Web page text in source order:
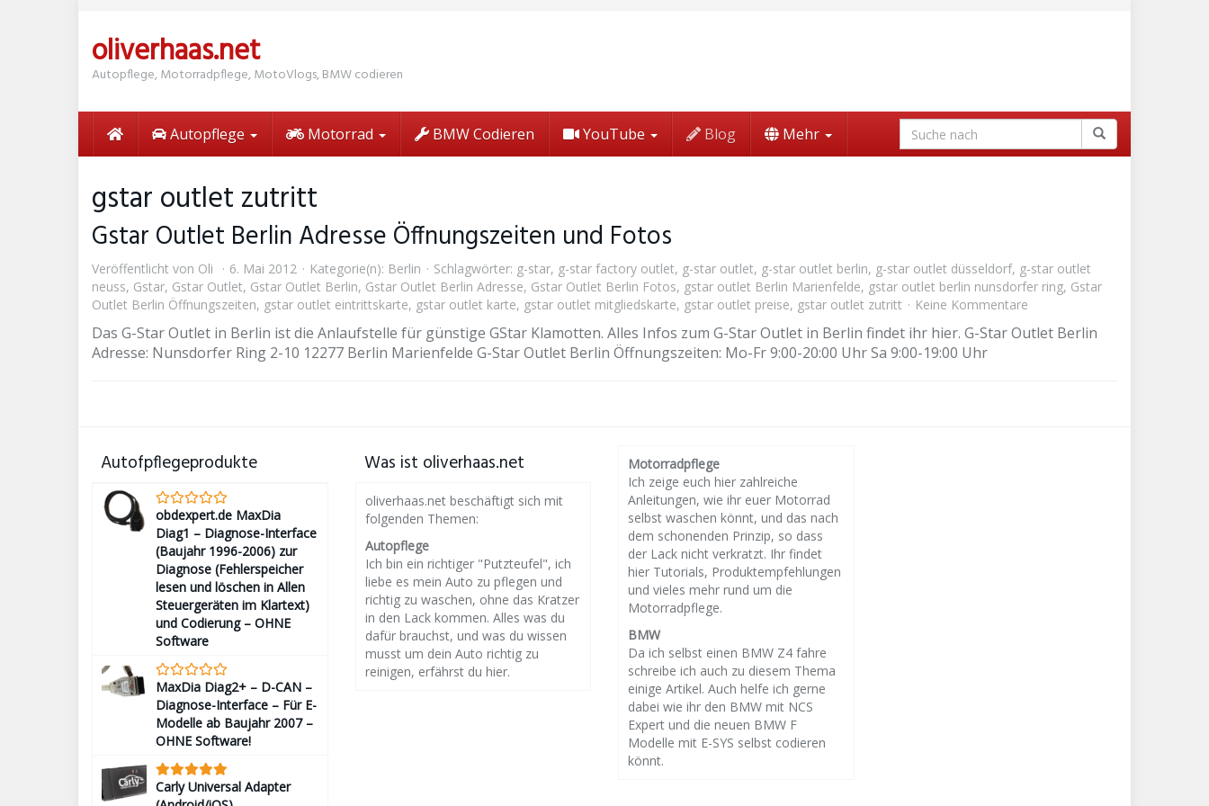
oliverhaas.net
Autopflege, Motorradpflege, MotoVlogs, BMW codieren
Autopflege Motorrad BMW Codieren YouTube Blog Mehr
gstar outlet zutritt
Gstar Outlet Berlin Adresse Öffnungszeiten und Fotos
Veröffentlicht von Oli 6. Mai 2012 Kategorie(n): Berlin Schlagwörter: g-star, g-star factory outlet, g-star outlet, g-star outlet berlin, g-star outlet düsseldorf, g-star outlet
neuss, Gstar, Gstar Outlet, Gstar Outlet Berlin, Gstar Outlet Berlin Adresse, Gstar Outlet Berlin Fotos, gstar outlet Berlin Marienfelde, gstar outlet berlin nunsdorfer ring, Gstar
Outlet Berlin Öffnungszeiten, gstar outlet eintrittskarte, gstar outlet karte, gstar outlet mitgliedskarte, gstar outlet preise, gstar outlet zutritt Keine Kommentare
Das G-Star Outlet in Berlin ist die Anlaufstelle für günstige GStar Klamotten. Alles Infos zum G-Star Outlet in Berlin findet ihr hier. G-Star Outlet Berlin
Adresse: Nunsdorfer Ring 2-10 12277 Berlin Marienfelde G-Star Outlet Berlin Öffnungszeiten: Mo-Fr 9:00-20:00 Uhr Sa 9:00-19:00 Uhr
Autofpflegeprodukte
obdexpert.de MaxDia
Diag1 – Diagnose-Interface
(Baujahr 1996-2006) zur
Diagnose (Fehlerspeicher
lesen und löschen in Allen
Steuergeräten im Klartext)
und Codierung – OHNE
Software
MaxDia Diag2+ – D-CAN –
Diagnose-Interface – Für E-
Modelle ab Baujahr 2007 –
OHNE Software!
Carly Universal Adapter
Was ist oliverhaas.net
oliverhaas.net beschäftigt sich mit
folgenden Themen:
Autopflege
Ich bin ein richtiger "Putzteufel", ich
liebe es mein Auto zu pflegen und
richtig zu waschen, ohne das Kratzer
in den Lack kommen. Alles was du
dafür brauchst, und was du wissen
musst um dein Auto richtig zu
reinigen, erfährst du hier.
Motorradpflege
Ich zeige euch hier zahlreiche
Anleitungen, wie ihr euer Motorrad
selbst waschen könnt, und das nach
dem schonenden Prinzip, so dass
der Lack nicht verkratzt. Ihr findet
hier Tutorials, Produktempfehlungen
und vieles mehr rund um die
Motorradpflege.
BMW
Da ich selbst einen BMW Z4 fahre
schreibe ich auch zu diesem Thema
einige Artikel. Auch helfe ich gerne
dabei wie ihr den BMW mit NCS
Expert und die neuen BMW F
Modelle mit E-SYS selbst codieren
könnt.